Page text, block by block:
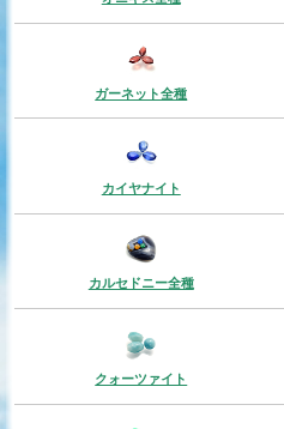
ガーネット全種
カイヤナイト
カルセドニー全種
クォーツァイト